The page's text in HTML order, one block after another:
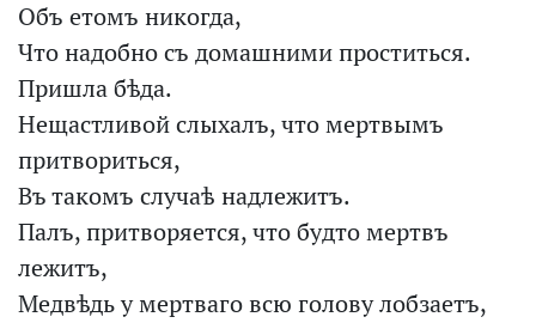
Объ етомъ никогда,
Что надобно съ домашними проститься.
Пришла бѣда.
Нещастливой слыхалъ, что мертвымъ
притвориться,
Въ такомъ случаѣ надлежитъ.
Палъ, притворяется, что будто мертвъ
лежитъ,
Медвѣдь у мертваго всю голову лобзаетъ,